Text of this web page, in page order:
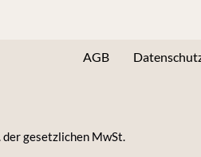
AGB
gesetzlichen MwSt.